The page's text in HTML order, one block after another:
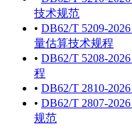
技术规范
• DB62/T 5209-
量估算技术规程
• DB62/T 5208-
程
• DB62/T 2810-
• DB62/T 2807-
规范